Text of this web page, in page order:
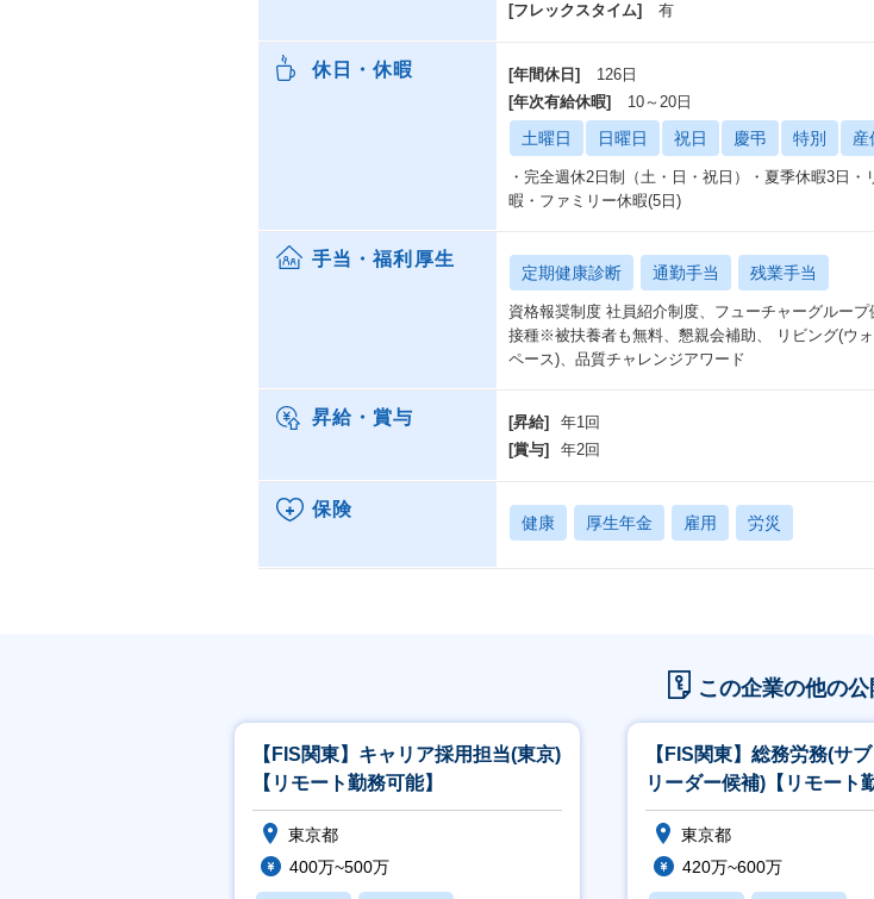
[フレックスタイム]
有
休日・休暇 [年間休日]
126日
[年次有給休暇]
10～20日
土曜日 日曜日 祝日 慶弔 特別 産
・完全週休2日制（土・日・祝日）・夏季休暇3日
暇・ファミリー休暇(5日)
手当・福利厚生
定期健康診断 通勤手当 残業手当
資格報奨制度 社員紹介制度、フューチャーグルー
接種※被扶養者も無料、懇親会補助、 リビング(ウ
ペース)、品質チャレンジアワード
昇給・賞与 [昇給]
年1回
[賞与]
年2回
保険
健康 厚生年金 雇用 労災
この企業の他の
【FIS関東】キャリア採用担当(東京)
【リモート勤務可能】
東京都
400万~500万
【FIS関東】総務労務(サ
リーダー候補)【リモート
能】
東京都
420万~600万